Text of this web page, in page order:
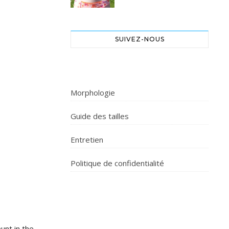
SUIVEZ-NOUS
Morphologie
Guide des tailles
Entretien
Politique de confidentialité